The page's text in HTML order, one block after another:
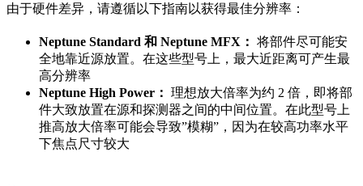
由于硬件差异，请遵循以下指南以获得最佳分辨率：
Neptune Standard 和 Neptune MFX： 将部件尽可能安
全地靠近源放置。在这些型号上，最大近距离可产生最
高分辨率
Neptune High Power： 理想放大倍率为约 2 倍，即将部
件大致放置在源和探测器之间的中间位置。在此型号上
推高放大倍率可能会导致”模糊”，因为在较高功率水平
下焦点尺寸较大